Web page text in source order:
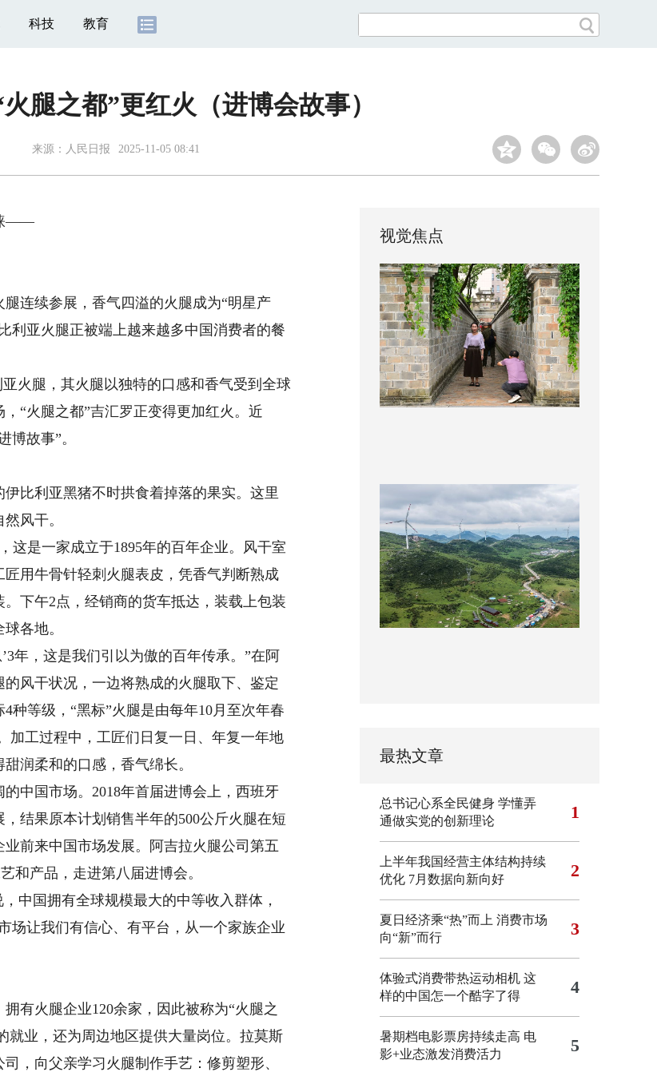
科技 教育
腿之都”更红火（进博会故事）
来源： 人民日报 2025-11-05 08:41
——
连续参展，香气四溢的火腿成为“明星产
利亚火腿正被端上越来越多中国消费者的餐
腿，其火腿以独特的口感和香气受到全球
“火腿之都”吉汇罗正变得更加红火。近
博故事”。
比利亚黑猪不时拱食着掉落的果实。这里
风干。
是一家成立于1895年的百年企业。风干室
用牛骨针轻刺火腿表皮，凭香气判断熟成
下午2点，经销商的货车抵达，装载上包装
各地。
，这是我们引以为傲的百年传承。”在阿
风干状况，一边将熟成的火腿取下、鉴定
种等级，“黑标”火腿是由每年10月至次年春
加工过程中，工匠们日复一日、年复一年地
润柔和的口感，香气绵长。
国市场。2018年首届进博会上，西班牙
结果原本计划销售半年的500公斤火腿在短
前来中国市场发展。阿吉拉火腿公司第五
和产品，走进第八届进博会。
国拥有全球规模最大的中等收入群体，
场让我们有信心、有平台，从一个家族企业
火腿企业120余家，因此被称为“火腿之
就业，还为周边地区提供大量岗位。拉莫斯
，向父亲学习火腿制作手艺：修剪塑形、
视觉焦点
最热文章
总书记心系全民健身 学懂弄
通做实党的创新理论
1
上半年我国经营主体结构持续
优化 7月数据向新向好 2
夏日经济乘“热”而上 消费市场
向“新”而行
3
体验式消费带热运动相机 这
样的中国怎一个酷字了得
4
暑期档电影票房持续走高 电
影+业态激发消费活力
5